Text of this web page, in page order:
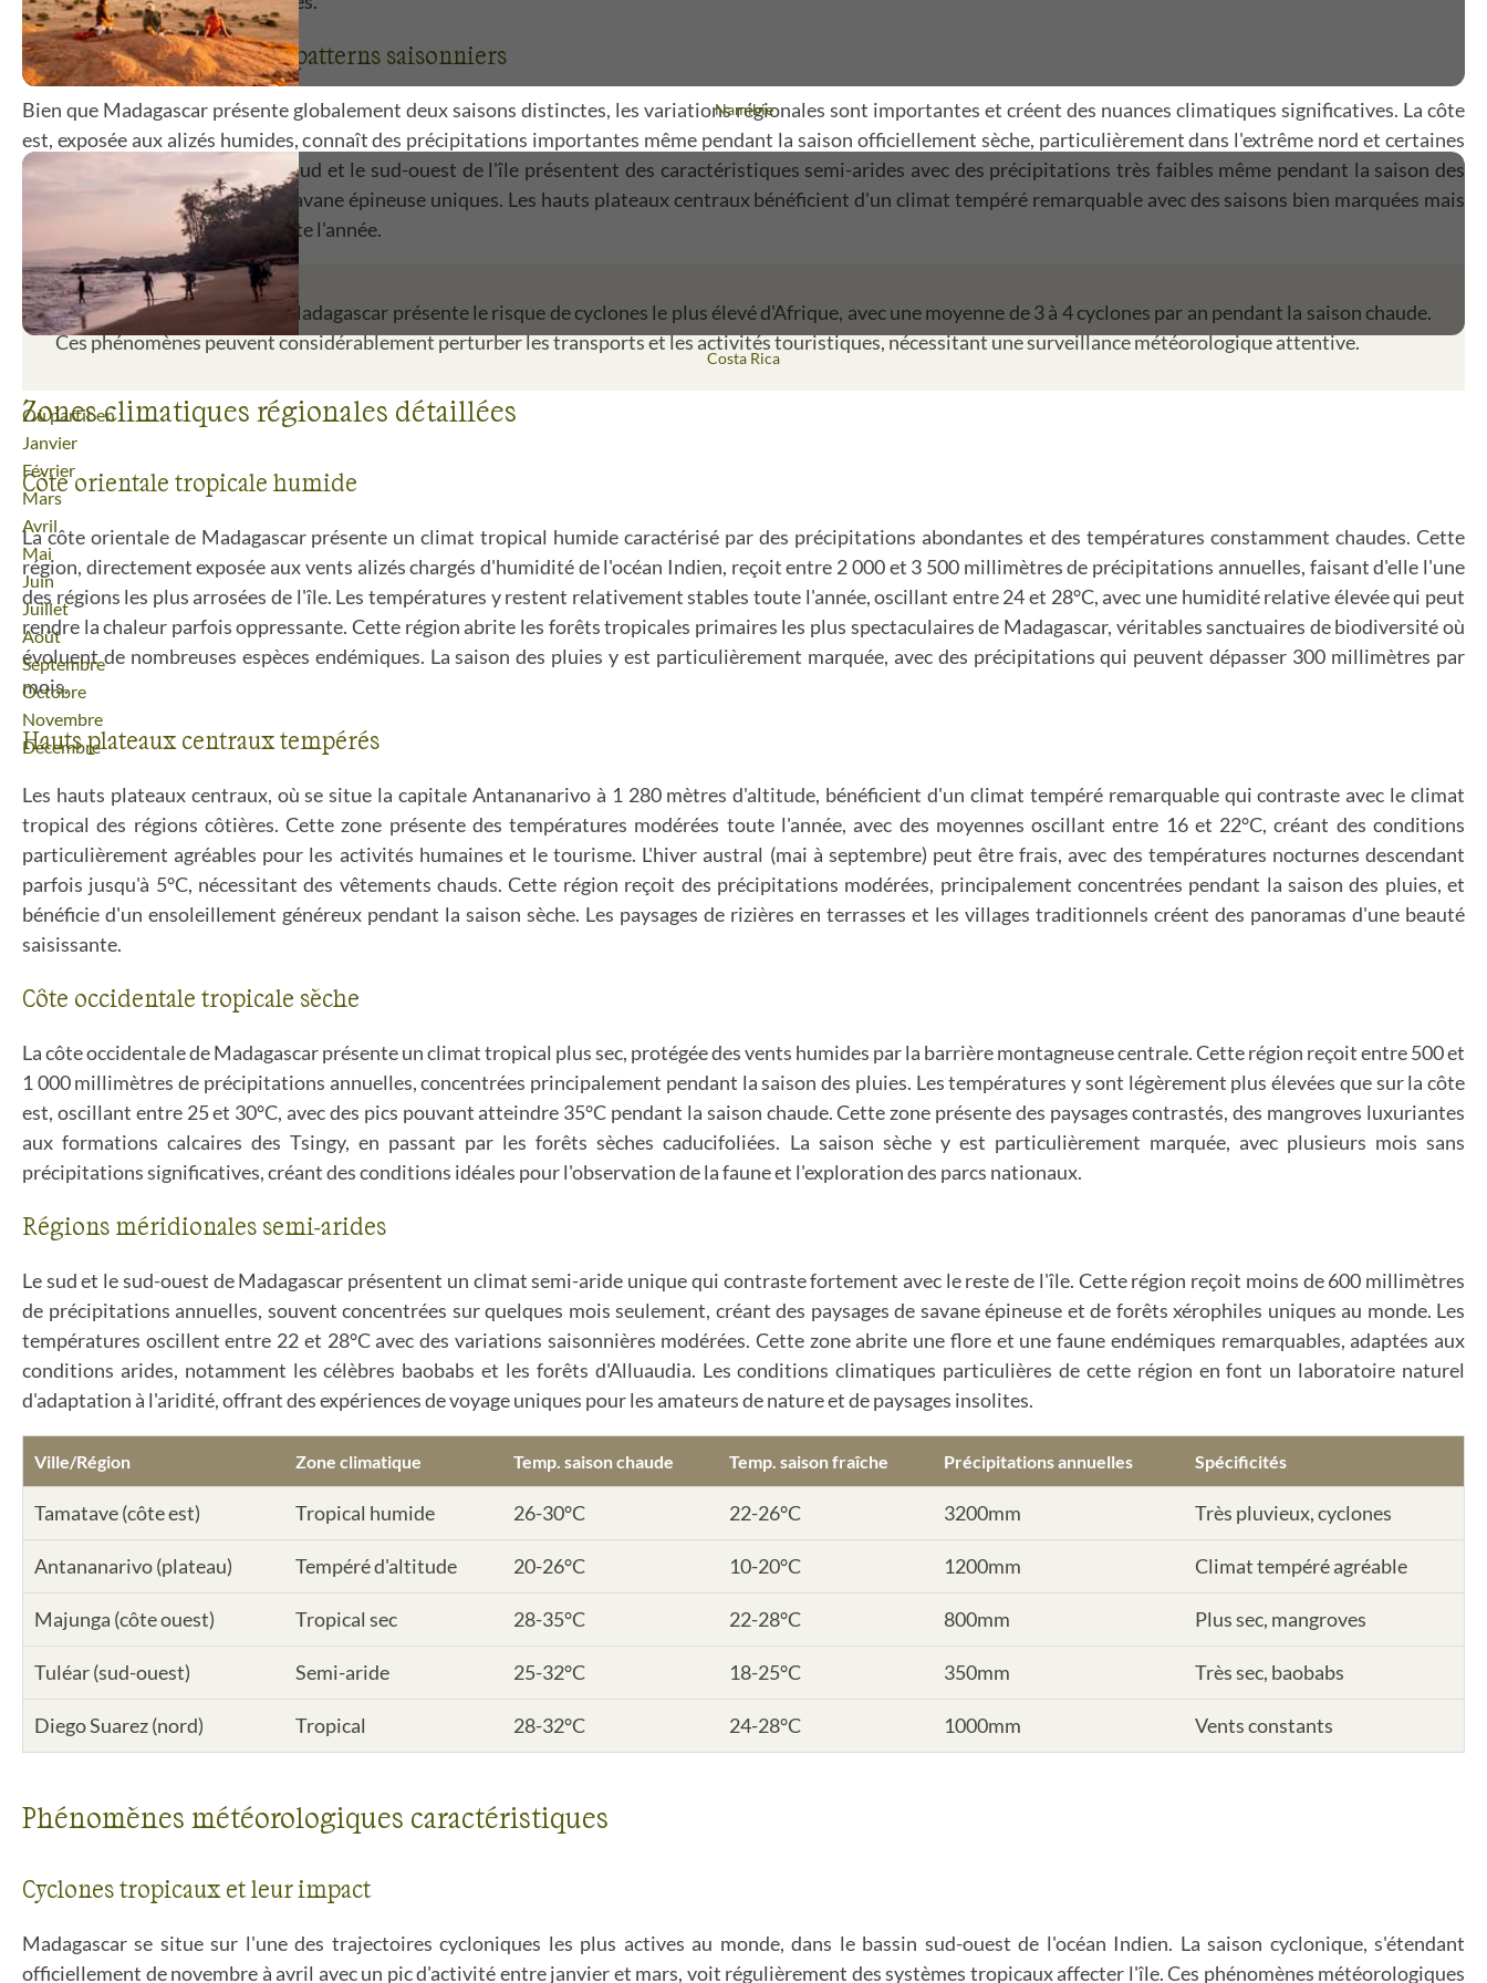
Voyage
Namibie
Voyage
Costa Rica
Où partir en :
Janvier
Février
Mars
Avril
Mai
Juin
Juillet
Août
Septembre
Octobre
Novembre
Décembre
Variations régionales des patterns saisonniers
Bien que Madagascar présente globalement deux saisons distinctes, les variations régionales sont importantes et créent des nuances climatiques significatives. La côte
est, exposée aux alizés humides, connaît des précipitations importantes même pendant la saison officiellement sèche, particulièrement dans l'extrême nord et certaines
parties de la côte orientale. Le sud et le sud-ouest de l'île présentent des caractéristiques semi-arides avec des précipitations très faibles même pendant la saison des
pluies, créant des paysages de savane épineuse uniques. Les hauts plateaux centraux bénéficient d'un climat tempéré remarquable avec des saisons bien marquées mais
des températures modérées toute l'année.
Risque cyclonique élevé :
Madagascar présente le risque de cyclones le plus élevé d'Afrique, avec une moyenne de 3 à 4 cyclones par an pendant la saison chaude.
Ces phénomènes peuvent considérablement perturber les transports et les activités touristiques, nécessitant une surveillance météorologique attentive.
Zones climatiques régionales détaillées
Côte orientale tropicale humide
La côte orientale de Madagascar présente un climat tropical humide caractérisé par des précipitations abondantes et des températures constamment chaudes. Cette
région, directement exposée aux vents alizés chargés d'humidité de l'océan Indien, reçoit entre 2 000 et 3 500 millimètres de précipitations annuelles, faisant d'elle l'une
des régions les plus arrosées de l'île. Les températures y restent relativement stables toute l'année, oscillant entre 24 et 28°C, avec une humidité relative élevée qui peut
rendre la chaleur parfois oppressante. Cette région abrite les forêts tropicales primaires les plus spectaculaires de Madagascar, véritables sanctuaires de biodiversité où
évoluent de nombreuses espèces endémiques. La saison des pluies y est particulièrement marquée, avec des précipitations qui peuvent dépasser 300 millimètres par
mois.
Hauts plateaux centraux tempérés
Les hauts plateaux centraux, où se situe la capitale Antananarivo à 1 280 mètres d'altitude, bénéficient d'un climat tempéré remarquable qui contraste avec le climat
tropical des régions côtières. Cette zone présente des températures modérées toute l'année, avec des moyennes oscillant entre 16 et 22°C, créant des conditions
particulièrement agréables pour les activités humaines et le tourisme. L'hiver austral (mai à septembre) peut être frais, avec des températures nocturnes descendant
parfois jusqu'à 5°C, nécessitant des vêtements chauds. Cette région reçoit des précipitations modérées, principalement concentrées pendant la saison des pluies, et
bénéficie d'un ensoleillement généreux pendant la saison sèche. Les paysages de rizières en terrasses et les villages traditionnels créent des panoramas d'une beauté
saisissante.
Côte occidentale tropicale sèche
La côte occidentale de Madagascar présente un climat tropical plus sec, protégée des vents humides par la barrière montagneuse centrale. Cette région reçoit entre 500 et
1 000 millimètres de précipitations annuelles, concentrées principalement pendant la saison des pluies. Les températures y sont légèrement plus élevées que sur la côte
est, oscillant entre 25 et 30°C, avec des pics pouvant atteindre 35°C pendant la saison chaude. Cette zone présente des paysages contrastés, des mangroves luxuriantes
aux formations calcaires des Tsingy, en passant par les forêts sèches caducifoliées. La saison sèche y est particulièrement marquée, avec plusieurs mois sans
précipitations significatives, créant des conditions idéales pour l'observation de la faune et l'exploration des parcs nationaux.
Régions méridionales semi-arides
Le sud et le sud-ouest de Madagascar présentent un climat semi-aride unique qui contraste fortement avec le reste de l'île. Cette région reçoit moins de 600 millimètres
de précipitations annuelles, souvent concentrées sur quelques mois seulement, créant des paysages de savane épineuse et de forêts xérophiles uniques au monde. Les
températures oscillent entre 22 et 28°C avec des variations saisonnières modérées. Cette zone abrite une flore et une faune endémiques remarquables, adaptées aux
conditions arides, notamment les célèbres baobabs et les forêts d'Alluaudia. Les conditions climatiques particulières de cette région en font un laboratoire naturel
d'adaptation à l'aridité, offrant des expériences de voyage uniques pour les amateurs de nature et de paysages insolites.
Ville/Région Zone climatique Temp. saison chaude Temp. saison fraîche Précipitations annuelles Spécificités
Tamatave (côte est) Tropical humide 26-30°C 22-26°C 3200mm Très pluvieux, cyclones
Antananarivo (plateau) Tempéré d'altitude 20-26°C 10-20°C 1200mm Climat tempéré agréable
Majunga (côte ouest) Tropical sec 28-35°C 22-28°C 800mm Plus sec, mangroves
Tuléar (sud-ouest) Semi-aride 25-32°C 18-25°C 350mm Très sec, baobabs
Diego Suarez (nord) Tropical 28-32°C 24-28°C 1000mm Vents constants
Phénomènes météorologiques caractéristiques
Cyclones tropicaux et leur impact
Madagascar se situe sur l'une des trajectoires cycloniques les plus actives au monde, dans le bassin sud-ouest de l'océan Indien. La saison cyclonique, s'étendant
officiellement de novembre à avril avec un pic d'activité entre janvier et mars, voit régulièrement des systèmes tropicaux affecter l'île. Ces phénomènes météorologiques